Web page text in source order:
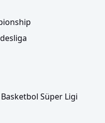
Süper Ligi